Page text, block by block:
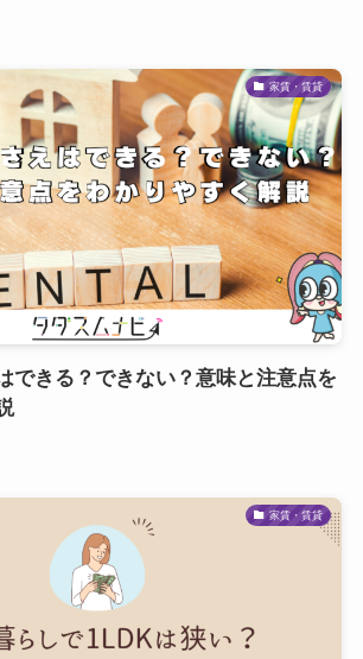
家賃・賃貸
できる？できない？意味と注意点を
家賃・賃貸